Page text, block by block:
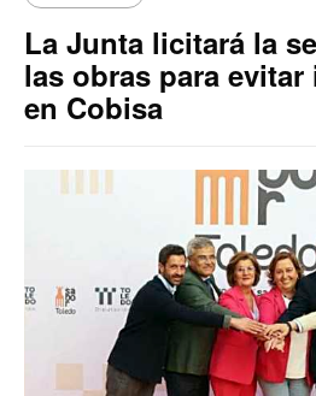
La Junta licitará la
las obras para
en Cobisa